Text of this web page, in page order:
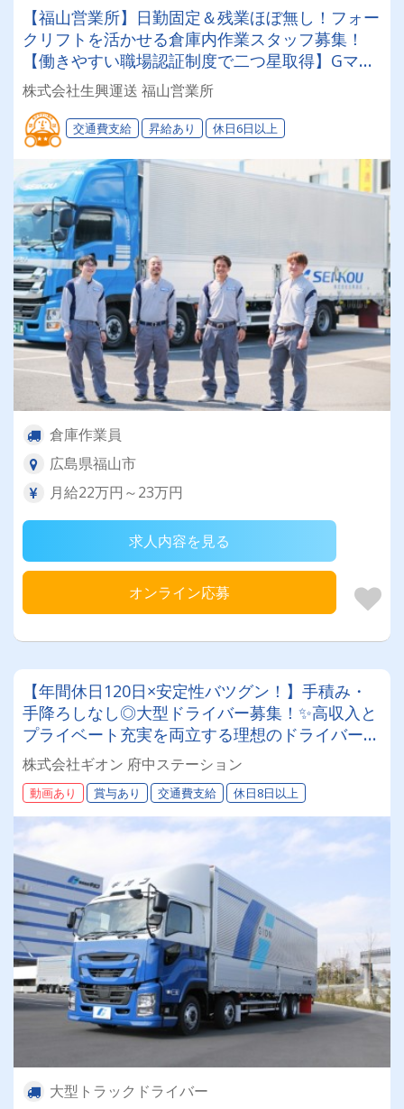
【福山営業所】日勤固定＆残業ほぼ無し！フォー
クリフトを活かせる倉庫内作業スタッフ募集！
【働きやすい職場認証制度で二つ星取得】Gマー
ク＆健康経営認定で安全・健康管理も万全◎あな
たのライフステージに合わせて「選べる働き方」
が魅力の安定企業！
株式会社生興運送 福山営業所
交通費支給 昇給あり 休日6日以上
倉庫作業員
広島県福山市
月給22万円～23万円
求人内容を見る
オンライン応募
【年間休日120日×安定性バツグン！】手積み・
手降ろしなし◎大型ドライバー募集！✨高収入と
プライベート充実を両立する理想のドライバーラ
イフを実現しませんか？
株式会社ギオン 府中ステーション
動画あり 賞与あり 交通費支給 休日8日以上
大型トラックドライバー